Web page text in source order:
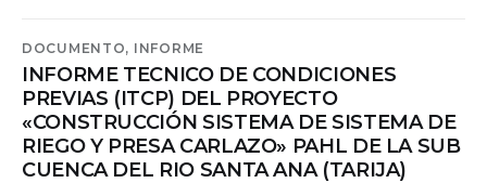
DOCUMENTO, INFORME
INFORME TECNICO DE CONDICIONES
PREVIAS (ITCP) DEL PROYECTO
«CONSTRUCCIÓN SISTEMA DE SISTEMA DE
RIEGO Y PRESA CARLAZO» PAHL DE LA SUB
CUENCA DEL RIO SANTA ANA (TARIJA)